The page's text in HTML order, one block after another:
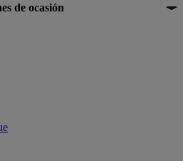
de ocasión
de camiones de ocasión